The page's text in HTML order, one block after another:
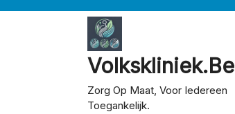
Volkskliniek.be
Zorg Op Maat, Voor Iedereen
Toegankelijk.